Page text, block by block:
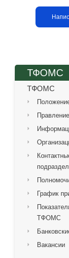
ТФОМС
ТФОМС
График
ТФОМС
Вакансии